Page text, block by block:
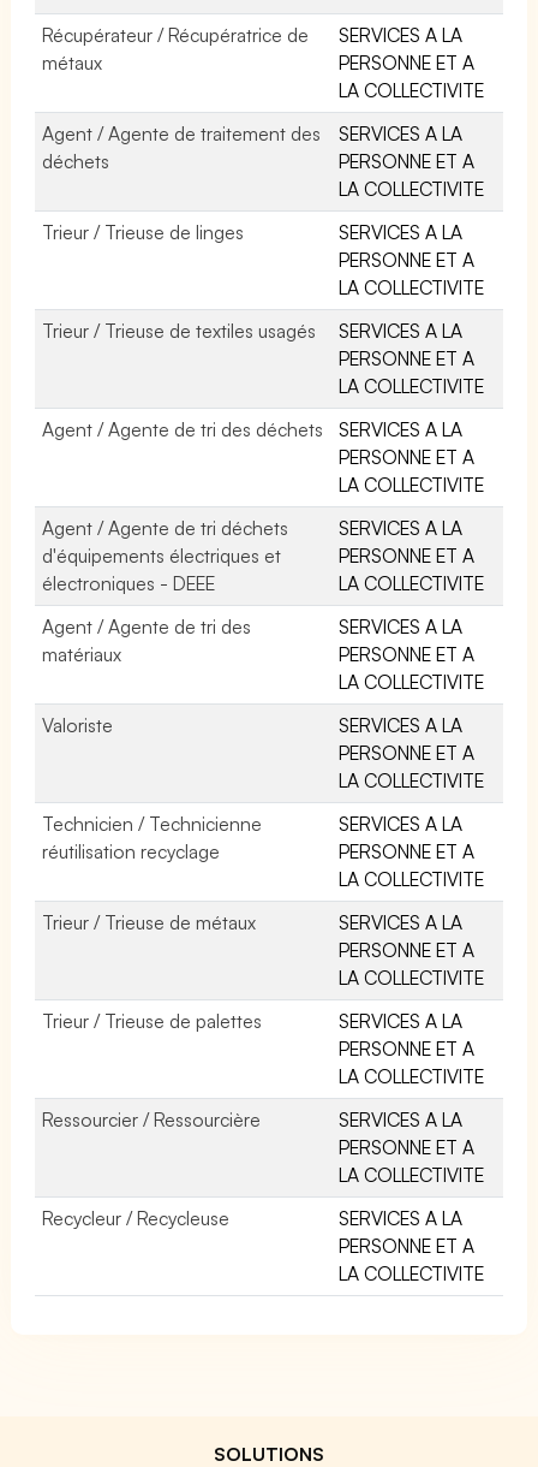
Récupérateur / Récupératrice de
métaux
SERVICES A LA
PERSONNE ET A
LA COLLECTIVITE
Agent / Agente de traitement des
déchets
SERVICES A LA
PERSONNE ET A
LA COLLECTIVITE
Trieur / Trieuse de linges
SERVICES A LA
PERSONNE ET A
LA COLLECTIVITE
Trieur / Trieuse de textiles usagés
SERVICES A LA
PERSONNE ET A
LA COLLECTIVITE
Agent / Agente de tri des déchets
SERVICES A LA
PERSONNE ET A
LA COLLECTIVITE
Agent / Agente de tri déchets
d'équipements électriques et
électroniques - DEEE
SERVICES A LA
PERSONNE ET A
LA COLLECTIVITE
Agent / Agente de tri des
matériaux
SERVICES A LA
PERSONNE ET A
LA COLLECTIVITE
Valoriste
SERVICES A LA
PERSONNE ET A
LA COLLECTIVITE
Technicien / Technicienne
réutilisation recyclage
SERVICES A LA
PERSONNE ET A
LA COLLECTIVITE
Trieur / Trieuse de métaux
SERVICES A LA
PERSONNE ET A
LA COLLECTIVITE
Trieur / Trieuse de palettes
SERVICES A LA
PERSONNE ET A
LA COLLECTIVITE
Ressourcier / Ressourcière
SERVICES A LA
PERSONNE ET A
LA COLLECTIVITE
Recycleur / Recycleuse
SERVICES A LA
PERSONNE ET A
LA COLLECTIVITE
SOLUTIONS